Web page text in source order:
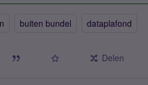
buiten bundel dataplafond
Delen